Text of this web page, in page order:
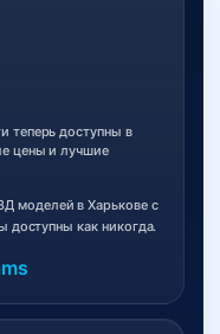
теперь доступны в
цены и лучшие
моделей в Харькове с
доступны как никогда.